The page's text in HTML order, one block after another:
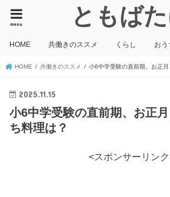
ともば
menu
HOME 共働きのススメ くらし おう
HOME 共働きのススメ 小6中学受験の直前期、お正
2025.11.15
小6中学受験の直前期、お正
ち料理は？
<スポンサーリン